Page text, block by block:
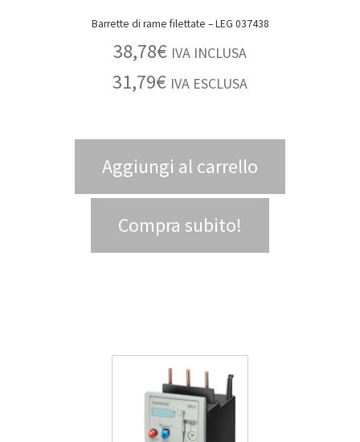
Barrette di rame filettate – LEG 037438
38,78€ IVA INCLUSA
31,79€ IVA ESCLUSA
Aggiungi al carrello
Compra subito!